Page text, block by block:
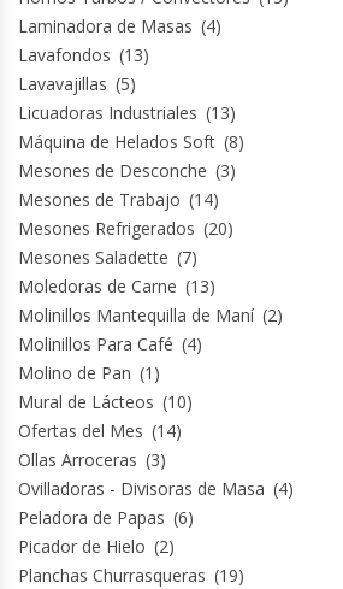
Salseras
Selladoras
Shawarmas
Sin Categoría
Sobadoras
Sushi Case
Termos
Tostadoras De Pan
Vitrinas Carniceras
Laminadora de Masas (4)
Lavafondos (13)
Lavavajillas (5)
Licuadoras Industriales (13)
Máquina de Helados Soft (8)
Mesones de Desconche (3)
Mesones de Trabajo (14)
Mesones Refrigerados (20)
Mesones Saladette (7)
Moledoras de Carne (13)
Molinillos Mantequilla de Maní (2)
Molinillos Para Café (4)
Molino de Pan (1)
Mural de Lácteos (10)
Ofertas del Mes (14)
Ollas Arroceras (3)
Ovilladoras - Divisoras de Masa (4)
Peladora de Papas (6)
Picador de Hielo (2)
Planchas Churrasqueras (19)